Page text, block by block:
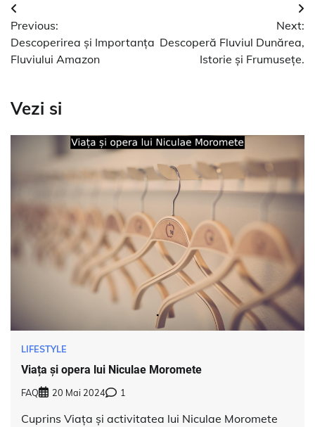
Navigare
în
articole
Previous:
Descoperirea și Importanța
Fluviului Amazon
Next:
Descoperă Fluviul Dunărea,
Istorie și Frumusețe.
Vezi si
LIFESTYLE
Viața și opera lui Niculae Moromete
FAQ 20 Mai 2024 1
Cuprins Viața și activitatea lui Niculae Moromete